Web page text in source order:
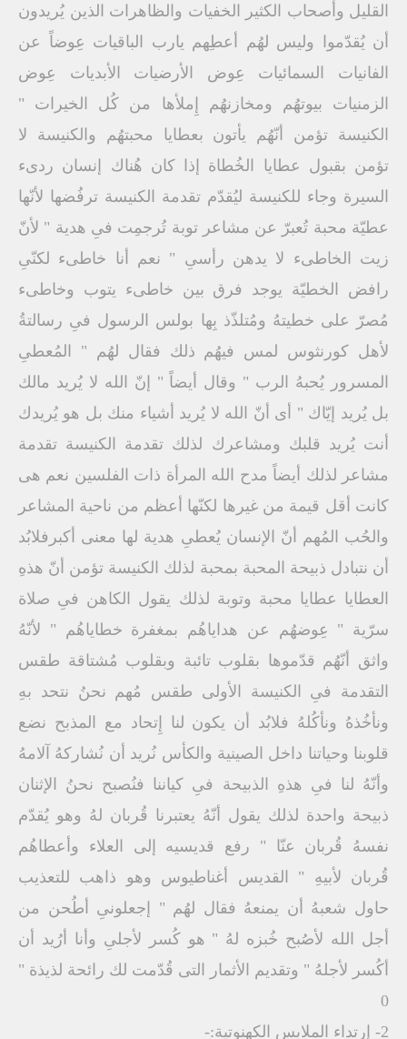
القليل وأصحاب الكثير الخفيات والظاهرات الذين يُريدون
أن يُقدّموا وليس لهُم أعطِهم يارب الباقيات عِوضاً عن
الفانيات السمائيات عِوض الأرضيات الأبديات عِوض
الزمنيات بيوتهُم ومخازنهُم إِملأها من كُل الخيرات "
الكنيسة تؤمن أنّهُم يأتون بعطايا محبتهُم والكنيسة لا
تؤمن بقبول عطايا الخُطاة إذا كان هُناك إنسان ردىء
السيرة وجاء للكنيسة ليُقدّم تقدمة الكنيسة ترفُضها لأنّها
عطيّة محبة تُعبرّ عن مشاعر توبة تُرجمِت فىِ هدية " لأنّ
زيت الخاطىء لا يدهن رأسىِ " نعم أنا خاطىء لكنّىِ
رافض الخطيّة يوجد فرق بين خاطىء يتوب وخاطىء
مُصرّ على خطيتهُ ومُتلذّذ بِها بولس الرسول فىِ رسالتةُ
لأهل كورنثوس لمس فيهُم ذلك فقال لهُم " المُعطىِ
المسرور يُحبهُ الرب " وقال أيضاً " إنّ الله لا يُريد مالك
بل يُريد إيّاك " أى أنّ الله لا يُريد أشياء منك بل هو يُريدك
أنت يُريد قلبك ومشاعرك لذلك تقدمة الكنيسة تقدمة
مشاعر لذلك أيضاً مدح الله المرأة ذات الفلسين نعم هى
كانت أقل قيمة من غيرها لكنّها أعظم من ناحية المشاعر
والحُب المُهم أنّ الإنسان يُعطىِ هدية لها معنى أكبرفلابُد
أن نتبادل ذبيحة المحبة بمحبة لذلك الكنيسة تؤمن أنّ هذهِ
العطايا عطايا محبة وتوبة لذلك يقول الكاهن فىِ صلاة
سرّية " عِوضهُم عن هداياهُم بمغفرة خطاياهُم " لأنّهُ
واثق أنّهُم قدّموها بقلوب تائبة وبقلوب مُشتاقة طقس
التقدمة فىِ الكنيسة الأولى طقس مُهم نحنُ نتحد بهِ
ونأخُذهُ ونأكُلهُ فلابُد أن يكون لنا إِتحاد مع المذبح نضع
قلوبنا وحياتنا داخل الصينية والكأس نُريد أن نُشاركهُ آلامهُ
وأنّهُ لنا فىِ هذهِ الذبيحة فىِ كياننا فنُصبح نحنُ الإثنان
ذبيحة واحدة لذلك يقول أنّهُ يعتبرنا قُربان لهُ وهو يُقدّم
نفسهُ قُربان عنّا " رفع قديسيه إلى العلاء وأعطاهُم
قُربان لأبيهِ " القديس أغناطيوس وهو ذاهب للتعذيب
حاول شعبهُ أن يمنعهُ فقال لهُم " إجعلونىِ أطُحن من
أجل الله لأصُبح خُبزه لهُ " هو كُسر لأجلىِ وأنا أرُيد أن
أكُسر لأجلهُ " وتقديم الأثمار التى قُدّمت لك رائحة لذيذة "
0
2- إرتداء الملابس الكهنوتية:-